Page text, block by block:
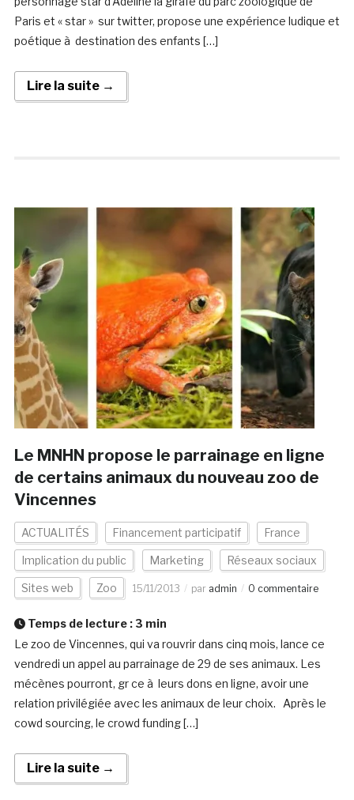
Paris et « star » sur twitter, propose une expérience ludique et
poétique à destination des enfants […]
Lire la suite →
Le MNHN propose le parrainage en ligne
de certains animaux du nouveau zoo de
Vincennes
ACTUALITÉS Financement participatif France
Implication du public Marketing Réseaux sociaux
Sites web Zoo 15/11/2013 par admin 0 commentaire
Temps de lecture : 3 min
Le zoo de Vincennes, qui va rouvrir dans cinq mois, lance ce
vendredi un appel au parrainage de 29 de ses animaux. Les
mécènes pourront, gr ce à leurs dons en ligne, avoir une
relation privilégiée avec les animaux de leur choix. Après le
cowd sourcing, le crowd funding […]
Lire la suite →